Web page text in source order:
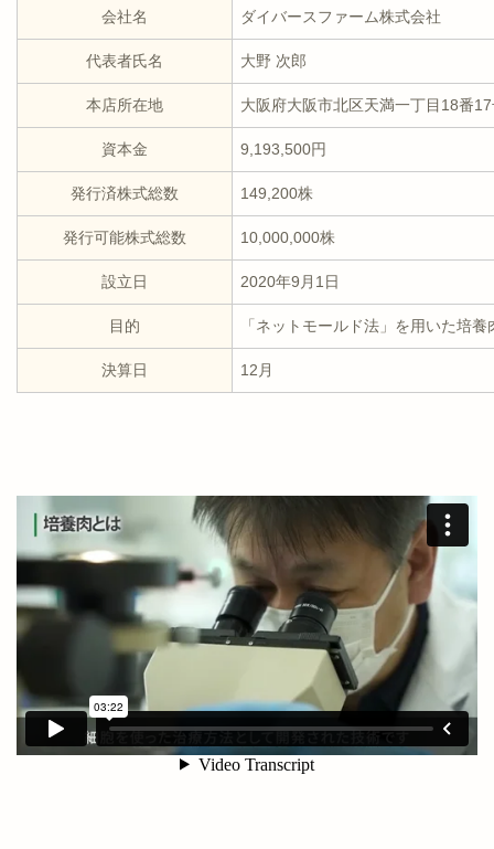
会社名 ダイバースファーム株式会社
代表者氏名 大野 次郎
本店所在地 大阪府大阪市北区天満一丁目18番
資本金 9,193,500円
発行済株式総数 149,200株
発行可能株式総数 10,000,000株
設立日 2020年9月1日
目的 「ネットモールド法」を用いた培養
決算日 12月